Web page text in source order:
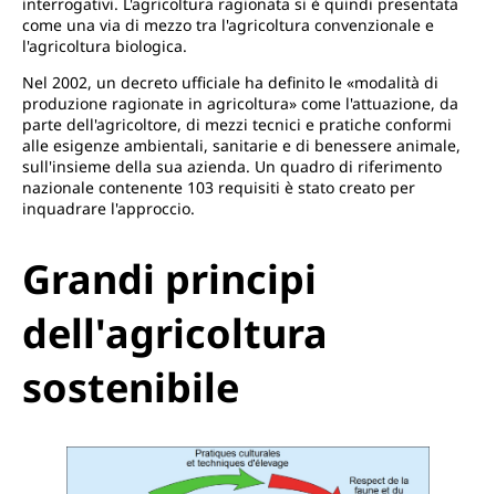
come una via di mezzo tra l'agricoltura convenzionale e
l'agricoltura biologica.
Nel 2002, un decreto ufficiale ha definito le «modalità di
produzione ragionate in agricoltura» come l'attuazione, da
parte dell'agricoltore, di mezzi tecnici e pratiche conformi
alle esigenze ambientali, sanitarie e di benessere animale,
sull'insieme della sua azienda. Un quadro di riferimento
nazionale contenente 103 requisiti è stato creato per
inquadrare l'approccio.
Grandi principi
dell'agricoltura
sostenibile